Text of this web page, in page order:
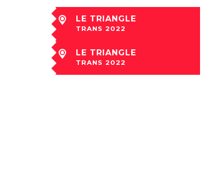
LE TRIANGLE
TRANS 2022
LE TRIANGLE
TRANS 2022